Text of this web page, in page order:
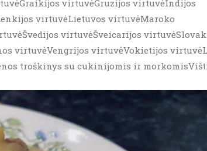
virtuvėGruzijos virtuvėIndijos
virtuvėLietuvos virtuvėMaroko
virtuvėŠveicarijos
virtuvėVengrijos virtuvėVokietijos
troškinys su cukinijomis ir